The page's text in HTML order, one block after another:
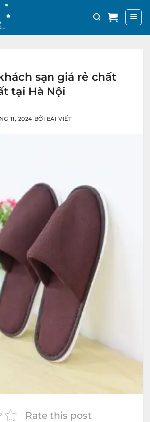
sạn giá rẻ chất
tại Hà Nội
11, 2024 BỞI BÀI VIẾT
Rate this post